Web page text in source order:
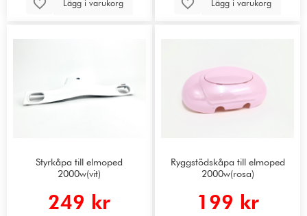
Lägg i varukorg Lägg i varukorg
Styrkåpa till elmoped
2000w(vit)
249 kr
Ryggstödskåpa till elmoped
2000w(rosa)
199 kr